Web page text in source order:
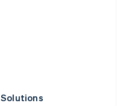
Solutions